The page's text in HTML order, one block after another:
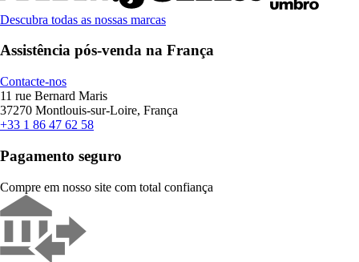
Descubra todas as nossas marcas
Assistência pós-venda na França
Contacte-nos
11 rue Bernard Maris
37270 Montlouis-sur-Loire, França
+33 1 86 47 62 58
Pagamento seguro
Compre em nosso site com total confiança